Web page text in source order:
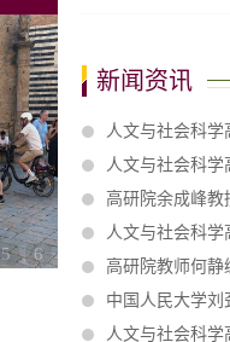
5 6
新闻资讯
人文与社会科
人文与社会科
高研院余成峰
人文与社会科
高研院教师何静
中国人民大学刘
人文与社会科